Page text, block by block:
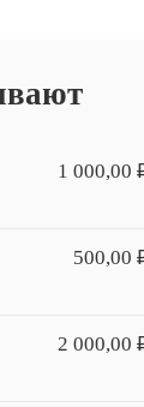
1 000,00
500,00
2 000,00